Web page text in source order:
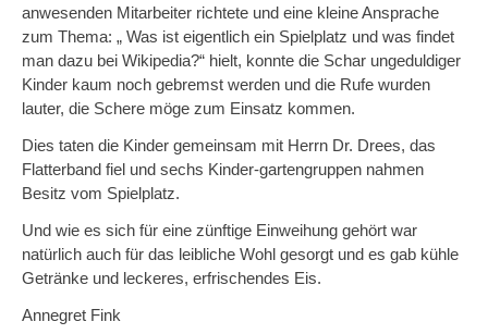
anwesenden Mitarbeiter richtete und eine kleine Ansprache
zum Thema: „ Was ist eigentlich ein Spielplatz und was findet
man dazu bei Wikipedia?“ hielt, konnte die Schar ungeduldiger
Kinder kaum noch gebremst werden und die Rufe wurden
lauter, die Schere möge zum Einsatz kommen.
Dies taten die Kinder gemeinsam mit Herrn Dr. Drees, das
Flatterband fiel und sechs Kinder-gartengruppen nahmen
Besitz vom Spielplatz.
Und wie es sich für eine zünftige Einweihung gehört war
natürlich auch für das leibliche Wohl gesorgt und es gab kühle
Getränke und leckeres, erfrischendes Eis.
Annegret Fink